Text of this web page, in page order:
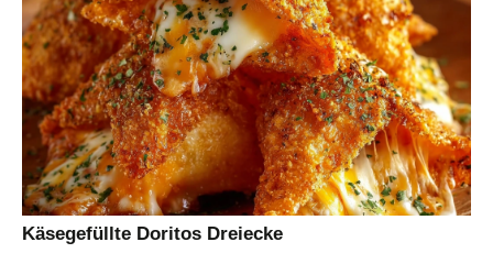
Käsegefüllte Doritos Dreiecke